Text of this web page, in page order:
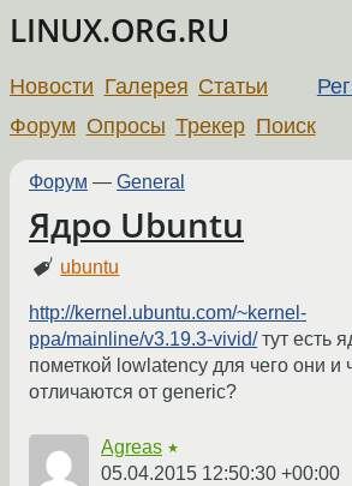
LINUX.ORG.RU
Новости Галерея Статьи
Форум Опросы Трекер Поиск
Форум — General
Ядро Ubuntu
ubuntu
http://kernel.ubuntu.com/~kernel-
ppa/mainline/v3.19.3-vivid/тут есть
пометкой lowlatency для чего они и
отличаются от generic?
Agreas ★
05.04.2015 12:50:30 +00:00